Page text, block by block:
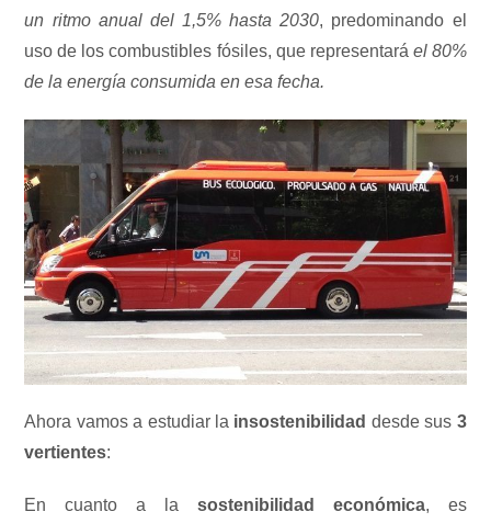
un ritmo anual del 1,5% hasta 2030, predominando el
uso de los combustibles fósiles, que representará el 80%
de la energía consumida en esa fecha.
Ahora vamos a estudiar la insostenibilidad desde sus 3
vertientes:
En cuanto a la sostenibilidad económica, es